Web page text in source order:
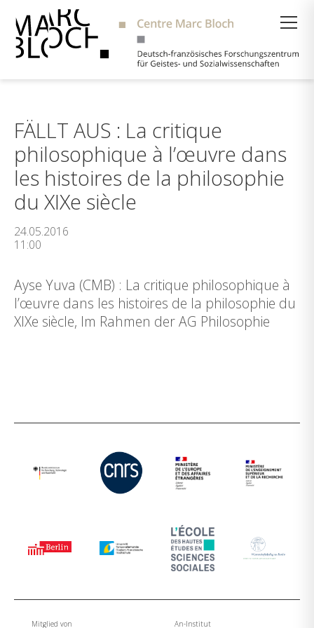
FÄLLT AUS : La critique
philosophique à l’œuvre dans
les histoires de la philosophie
du XIXe siècle
24.05.2016
11:00
Ayse Yuva (CMB) : La critique philosophique à
l’œuvre dans les histoires de la philosophie du
XIXe siècle, Im Rahmen der AG Philosophie
Mitglied von An-Institut